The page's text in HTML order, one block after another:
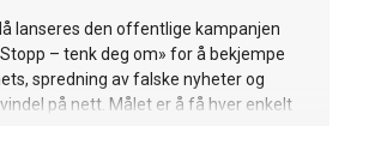
lanseres den offentlige kampanjen
– tenk deg om» for å bekjempe
spredning av falske nyheter og
på nett. Målet er å få hver enkelt